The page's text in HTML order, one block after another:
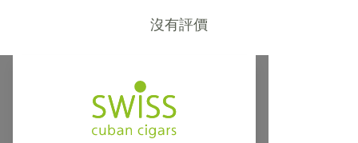
沒有評價
提供寄往加拿大、英國及澳洲的國際運送服務！